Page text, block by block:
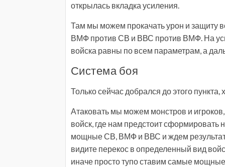
открылась вкладка усиления.
Там мы можем прокачать урон и защиту
ВМФ против СВ и ВВС против ВМФ. На
войска равны по всем параметрам, а
Система боя
Только сейчас добрался до этого
Атаковать мы можем монстров и
войск, где нам предстоит
мощные СВ, ВМФ и ВВС и ждем
видите перекос в определенный вид
иначе просто тупо ставим самые